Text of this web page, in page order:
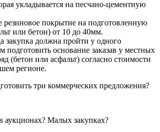
укладывается на песчано-цементную
покрытие на подготовленную
или бетон) от 10 до 40мм.
закупка должна пройти у одного
подготовить основание заказав у местных
(бетон или асфальт) согласно стоимости
регионе.
три коммерческих предложения?
аукционах? Малых закупках?